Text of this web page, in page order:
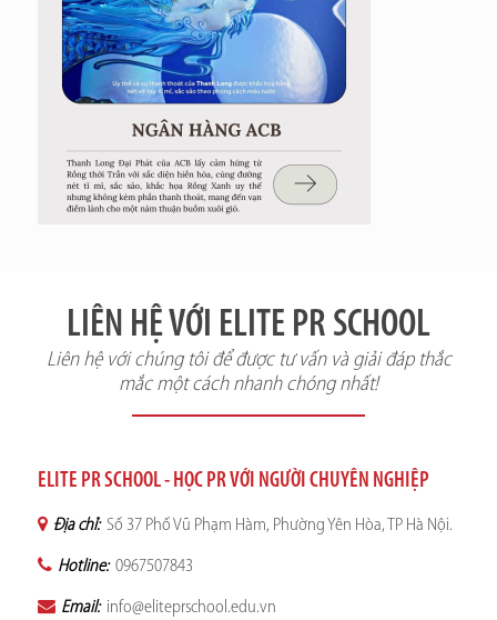
LIÊN HỆ VỚI ELITE PR SCHOOL
Liên hệ với chúng tôi để được tư vấn và giải đáp thắc
mắc một cách nhanh chóng nhất!
ELITE PR SCHOOL - HỌC PR VỚI NGƯỜI CHUYÊN NGHIỆP
Địa chỉ: Số 37 Phố Vũ Phạm Hàm, Phường Yên Hòa, TP Hà Nội.
Hotline: 0967507843
Email: info@eliteprschool.edu.vn